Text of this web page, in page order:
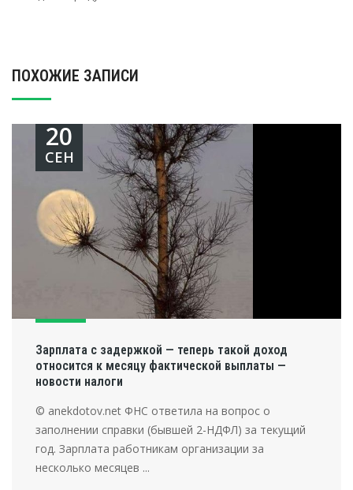
ПОХОЖИЕ ЗАПИСИ
Зарплата с задержкой — теперь такой доход
относится к месяцу фактической выплаты —
новости налоги
20
СЕН
© anekdotov.net ФНС ответила на вопрос о
заполнении справки (бывшей 2-НДФЛ) за текущий
год. Зарплата работникам организации за
несколько месяцев ...